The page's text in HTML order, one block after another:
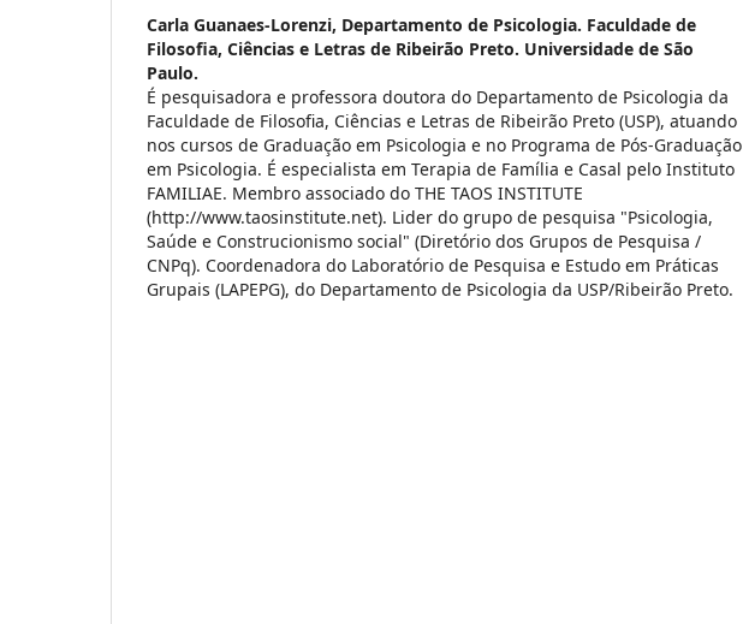
Carla Guanaes-Lorenzi, Departamento de Psicologia. Faculdade de
Filosofia, Ciências e Letras de Ribeirão Preto. Universidade de São
Paulo.
É pesquisadora e professora doutora do Departamento de Psicologia da
Faculdade de Filosofia, Ciências e Letras de Ribeirão Preto (USP), atuando
nos cursos de Graduação em Psicologia e no Programa de Pós-Graduação
em Psicologia. É especialista em Terapia de Família e Casal pelo Instituto
FAMILIAE. Membro associado do THE TAOS INSTITUTE
(http://www.taosinstitute.net). Lider do grupo de pesquisa "Psicologia,
Saúde e Construcionismo social" (Diretório dos Grupos de Pesquisa /
CNPq). Coordenadora do Laboratório de Pesquisa e Estudo em Práticas
Grupais (LAPEPG), do Departamento de Psicologia da USP/Ribeirão Preto.